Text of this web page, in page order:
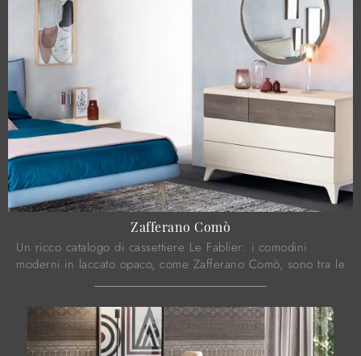
Zafferano Comò
Un ricco catalogo di cassettiere Le Fablier: i comodini
moderni in laccato opaco, come Zafferano Comò, sono tra le